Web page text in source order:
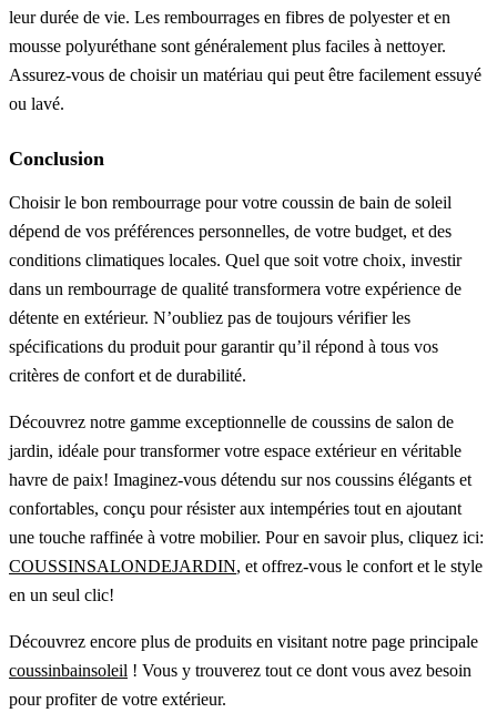
leur durée de vie. Les rembourrages en fibres de polyester et en
mousse polyuréthane sont généralement plus faciles à nettoyer.
Assurez-vous de choisir un matériau qui peut être facilement essuyé
ou lavé.
Conclusion
Choisir le bon rembourrage pour votre coussin de bain de soleil
dépend de vos préférences personnelles, de votre budget, et des
conditions climatiques locales. Quel que soit votre choix, investir
dans un rembourrage de qualité transformera votre expérience de
détente en extérieur. N’oubliez pas de toujours vérifier les
spécifications du produit pour garantir qu’il répond à tous vos
critères de confort et de durabilité.
Découvrez notre gamme exceptionnelle de coussins de salon de
jardin, idéale pour transformer votre espace extérieur en véritable
havre de paix! Imaginez-vous détendu sur nos coussins élégants et
confortables, conçu pour résister aux intempéries tout en ajoutant
une touche raffinée à votre mobilier. Pour en savoir plus, cliquez ici:
COUSSINSALONDEJARDIN, et offrez-vous le confort et le style
en un seul clic!
Découvrez encore plus de produits en visitant notre page principale
coussinbainsoleil ! Vous y trouverez tout ce dont vous avez besoin
pour profiter de votre extérieur.